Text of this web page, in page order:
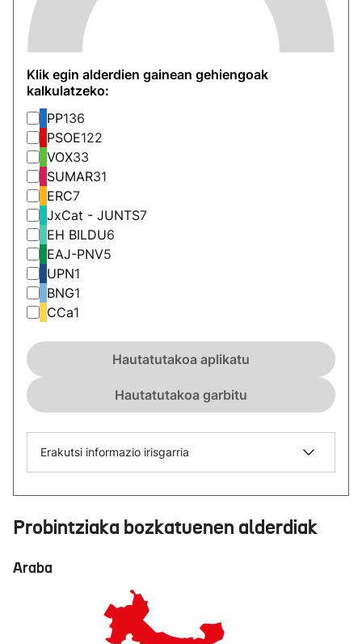
Klik egin alderdien gainean gehiengoak
kalkulatzeko:
PP136
PSOE122
VOX33
SUMAR31
ERC7
JxCat - JUNTS7
EH BILDU6
EAJ-PNV5
UPN1
BNG1
CCa1
Hautatutakoa aplikatu
Hautatutakoa garbitu
Erakutsi informazio irisgarria
Probintziaka bozkatuenen alderdiak
Araba